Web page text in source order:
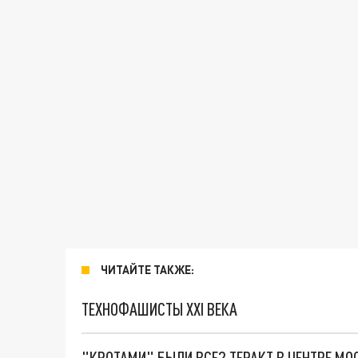
ЧИТАЙТЕ ТАКЖЕ:
ТЕХНОФАШИСТЫ XXI ВЕКА